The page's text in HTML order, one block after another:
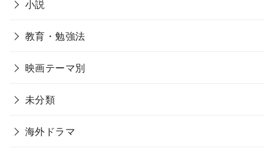
小説
教育・勉強法
映画テーマ別
未分類
海外ドラマ